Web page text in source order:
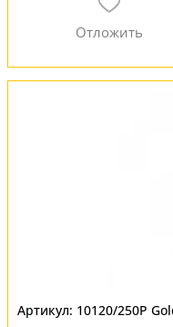
10120/250P